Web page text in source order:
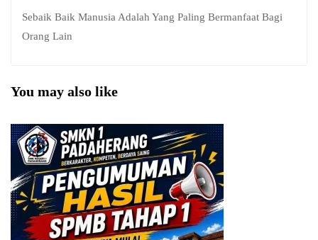
Sebaik Baik Manusia Adalah Yang Paling Bermanfaat Bagi
Orang Lain
You may also like